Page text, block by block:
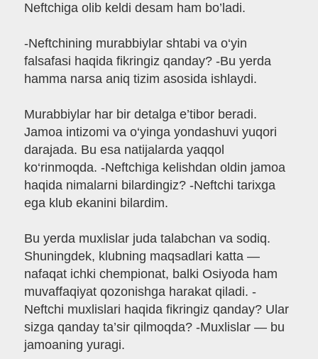
Neftchiga olib keldi desam ham bo’ladi.
-Neftchining murabbiylar shtabi va o‘yin
falsafasi haqida fikringiz qanday? -Bu yerda
hamma narsa aniq tizim asosida ishlaydi.
Murabbiylar har bir detalga e’tibor beradi.
Jamoa intizomi va o‘yinga yondashuvi yuqori
darajada. Bu esa natijalarda yaqqol
ko‘rinmoqda. -Neftchiga kelishdan oldin jamoa
haqida nimalarni bilardingiz? -Neftchi tarixga
ega klub ekanini bilardim.
Bu yerda muxlislar juda talabchan va sodiq.
Shuningdek, klubning maqsadlari katta —
nafaqat ichki chempionat, balki Osiyoda ham
muvaffaqiyat qozonishga harakat qiladi. -
Neftchi muxlislari haqida fikringiz qanday? Ular
sizga qanday ta’sir qilmoqda? -Muxlislar — bu
jamoaning yuragi.